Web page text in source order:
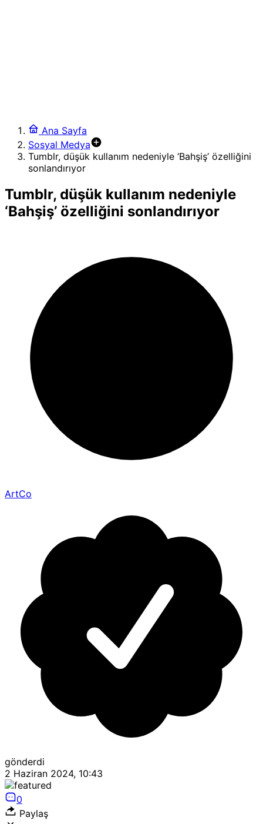
20:40
Apple ve Telegram Çatışması: Şifreli Mesajlaşmada
Gizlilik ve Güvenlik İkilemi
2:34
Apple, 2026 yılında üst düzey akıllı telefon pazarının
yüzde 65’ine hükmetmeyi başardı
Ana Sayfa
Sosyal Medya
Tumblr, düşük kullanım nedeniyle ‘Bahşiş’ özelliğini
sonlandırıyor
Tumblr, düşük kullanım nedeniyle
‘Bahşiş’ özelliğini sonlandırıyor
ArtCo
gönderdi
2 Haziran 2024, 10:43
0
Paylaş